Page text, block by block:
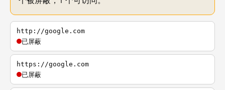
http://google.com
已屏蔽
https://google.com
已屏蔽